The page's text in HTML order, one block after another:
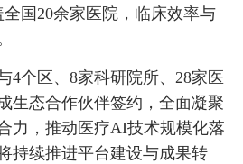
国20余家医院，临床效率与
4个区、8家科研院所、28家医
生态合作伙伴签约，全面凝聚
力，推动医疗AI技术规模化落
持续推进平台建设与成果转